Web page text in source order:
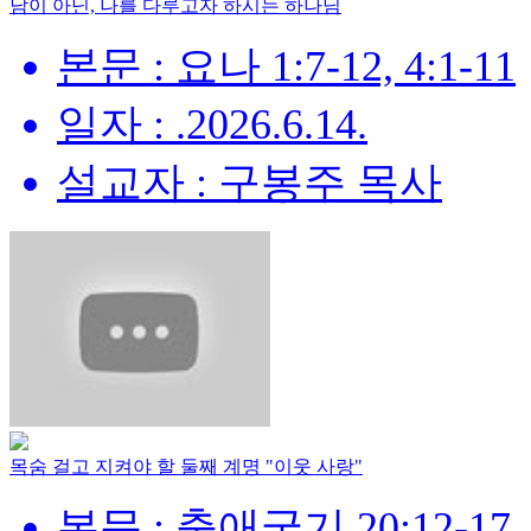
남이 아닌, 나를 다루고자 하시는 하나님
본문 : 요나 1:7-12, 4:1-11
일자 : .2026.6.14.
설교자 : 구봉주 목사
목숨 걸고 지켜야 할 둘째 계명 "이웃 사랑"